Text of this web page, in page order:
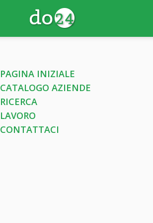
PAGINA INIZIALE
CATALOGO AZIENDE
RICERCA
LAVORO
CONTATTACI